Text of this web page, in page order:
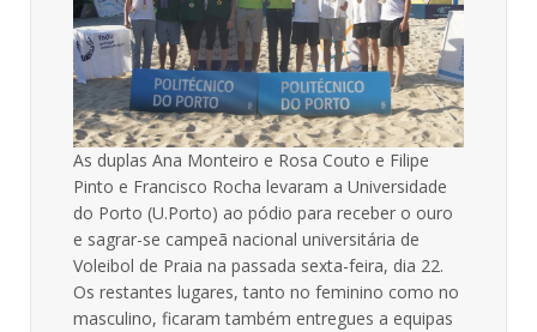
As duplas Ana Monteiro e Rosa Couto e Filipe
Pinto e Francisco Rocha levaram a Universidade
do Porto (U.Porto) ao pódio para receber o ouro
e sagrar-se campeã nacional universitária de
Voleibol de Praia na passada sexta-feira, dia 22.
Os restantes lugares, tanto no feminino como no
masculino, ficaram também entregues a equipas